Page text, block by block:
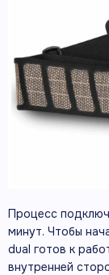
Процесс
минут. Чтобы
dual готов к
внутренней